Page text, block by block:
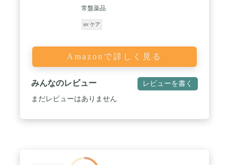
常盤薬品
uv ケア
Amazonで詳しく見る
みんなのレビュー レビューを書く
まだレビューはありません